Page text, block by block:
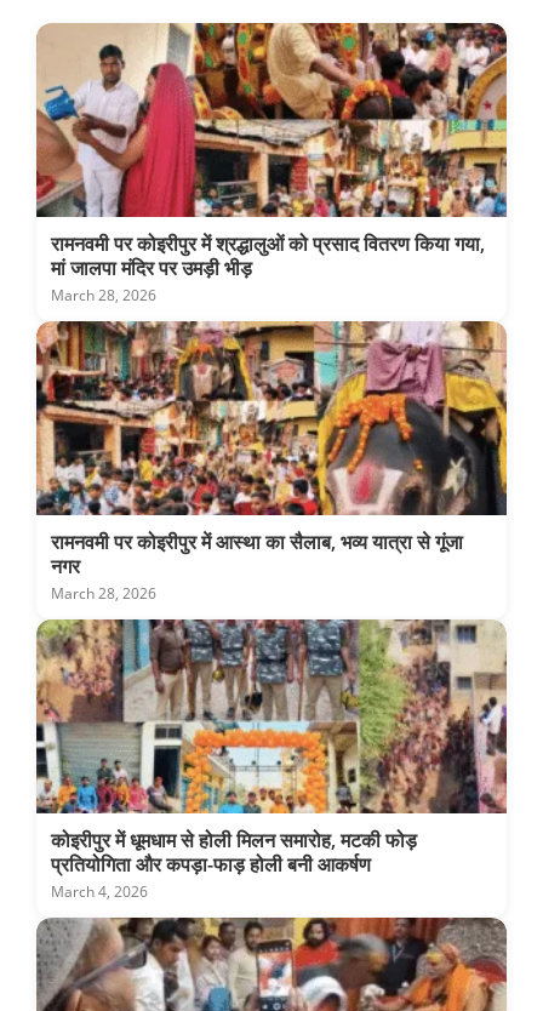
रामनवमी पर कोइरीपुर में श्रद्धालुओं को प्रसाद वितरण किया गया,
मां जालपा मंदिर पर उमड़ी भीड़
March 28, 2026
रामनवमी पर कोइरीपुर में आस्था का सैलाब, भव्य यात्रा से गूंजा
नगर
March 28, 2026
कोइरीपुर में धूमधाम से होली मिलन समारोह, मटकी फोड़
प्रतियोगिता और कपड़ा-फाड़ होली बनी आकर्षण
March 4, 2026